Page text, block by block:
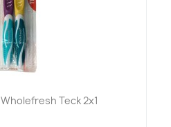
Teck 2x1